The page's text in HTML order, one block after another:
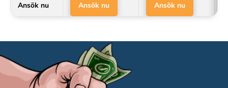
Ansök nu Ansök nu Ansök nu